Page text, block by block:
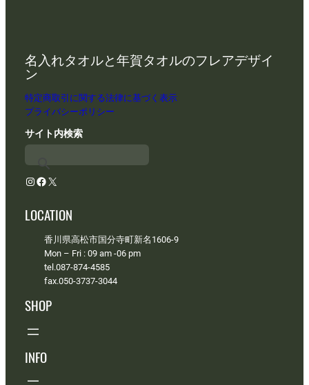
名入れタオルと年賀タオルのフレアデザイ
ン
特定商取引に関する法律に基づく表示
プライバシーポリシー
サイト内検索
Instagram Facebook X
LOCATION
香川県高松市国分寺町新名1606-9
Mon – Fri : 09 am -06 pm
tel.087-874-4585
fax.050-3737-3044
SHOP
INFO